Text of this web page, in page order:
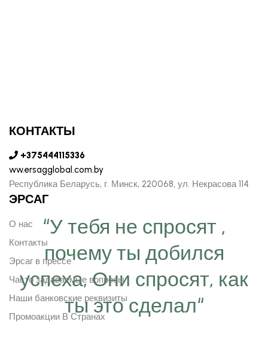
“У тебя не спросят ,
почему ты добился
успеха, Они спросят, как
ты это сделал“
КОНТАКТЫ
+375444115336
ww.ersagglobal.com.by
Республика Беларусь, г. Минск, 220068, ул. Некрасова 114
ЭРСАГ
О нас
Контакты
Эрсаг в прессе
Часто задаваемые вопросы
Наши банковские реквизиты
Промоакции В Странах